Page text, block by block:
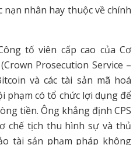
nạn nhân hay thuộc về chính
tố viên cấp cao của Cơ
Prosecution Service –
và các tài sản mã hoá
phạm có tổ chức lợi dụng để
tiền. Ông khẳng định CPS
chế tịch thu hình sự và thủ
tài sản phạm pháp không